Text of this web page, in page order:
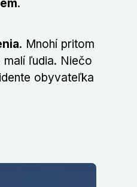
.
. Mnohí pritom
ľudia. Niečo
obyvateľka